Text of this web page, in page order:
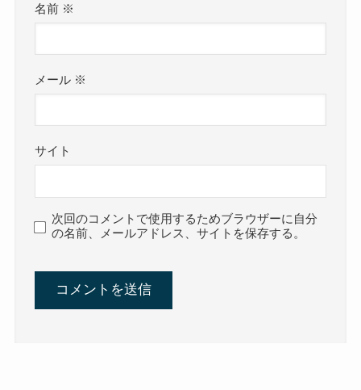
名前 ※
メール ※
サイト
次回のコメントで使用するためブラウザーに自分
の名前、メールアドレス、サイトを保存する。